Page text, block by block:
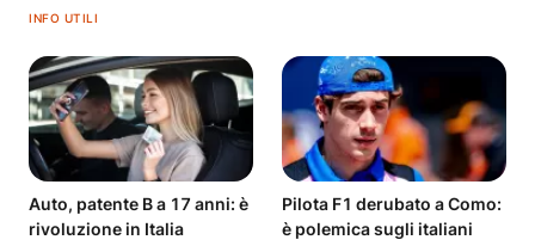
INFO UTILI
Auto, patente B a 17 anni: è
rivoluzione in Italia
Pilota F1 derubato a Como:
è polemica sugli italiani